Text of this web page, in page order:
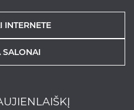
INTERNETE
SALONAI